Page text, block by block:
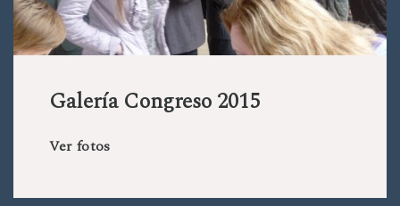
Galería Congreso 2015
Ver fotos